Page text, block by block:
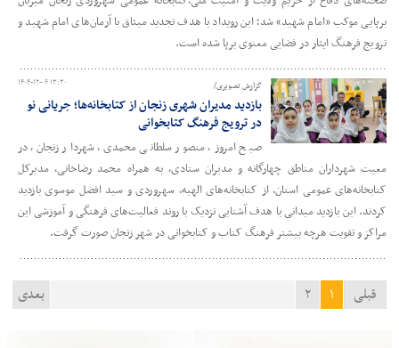
برپایی موکب «امام شهید» شد؛ این رویداد با هدف تجدید میثاق با آرمان‌های امام شهید و
ترویج فرهنگ ایثار در فضایی معنوی برپا شده است.
۱۴۰۴-۱۲-۰۶ ۱۳:۳۰ گزارش تصویری/
بازدید مدیران شهری زنجان از کتابخانه‌ها؛ جریانی نو
در ترویج فرهنگ کتابخوانی
صبح امروز، منصور سلطانی محمدی، شهردار زنجان، در
معیت شهرداران مناطق چهارگانه و مدیران ستادی، به همراه محمد رضاخانی، مدیرکل
کتابخانه‌های عمومی استان، از کتابخانه‌های الهیه، سهروردی و سید افضل موسوی بازدید
کردند. این بازدید میدانی با هدف آشنایی نزدیک با روند فعالیت‌های فرهنگی و آموزشی این
مراکز و تقویت هرچه بیشتر فرهنگ کتاب و کتابخوانی در شهر زنجان صورت گرفت.
قبلی ۱ ۲ بعدی